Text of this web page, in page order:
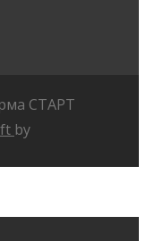
СТАРТ
by